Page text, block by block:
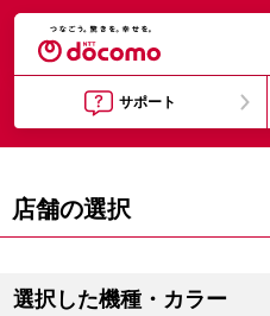
サポート
店舗の選択
選択した機種・カラー